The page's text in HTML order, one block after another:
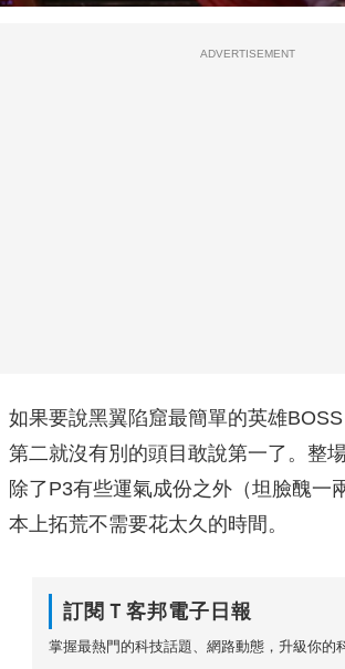
ADVERTISEMENT
如果要說黑翼陷窟最簡單的英雄
第二就沒有別的頭目敢說第一了。整
除了P3有些運氣成份之外（坦臉醜一
本上拓荒不需要花太久的時間。
訂閱Ｔ客邦電子日報
掌握最熱門的科技話題、網路動態，升級你的